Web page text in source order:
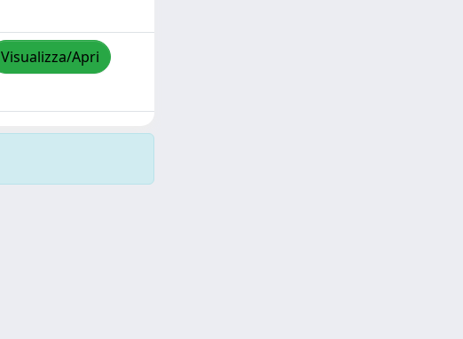
Visualizza/Apri